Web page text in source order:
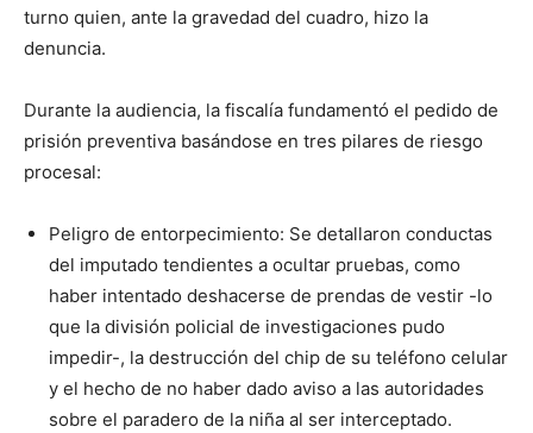
turno quien, ante la gravedad del cuadro, hizo la
denuncia.
Durante la audiencia, la fiscalía fundamentó el pedido de
prisión preventiva basándose en tres pilares de riesgo
procesal:
Peligro de entorpecimiento: Se detallaron conductas
del imputado tendientes a ocultar pruebas, como
haber intentado deshacerse de prendas de vestir -lo
que la división policial de investigaciones pudo
impedir-, la destrucción del chip de su teléfono celular
y el hecho de no haber dado aviso a las autoridades
sobre el paradero de la niña al ser interceptado.